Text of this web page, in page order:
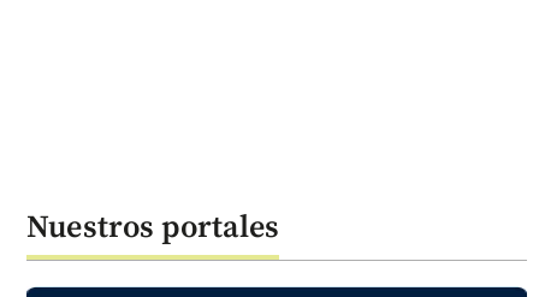
Nuestros portales